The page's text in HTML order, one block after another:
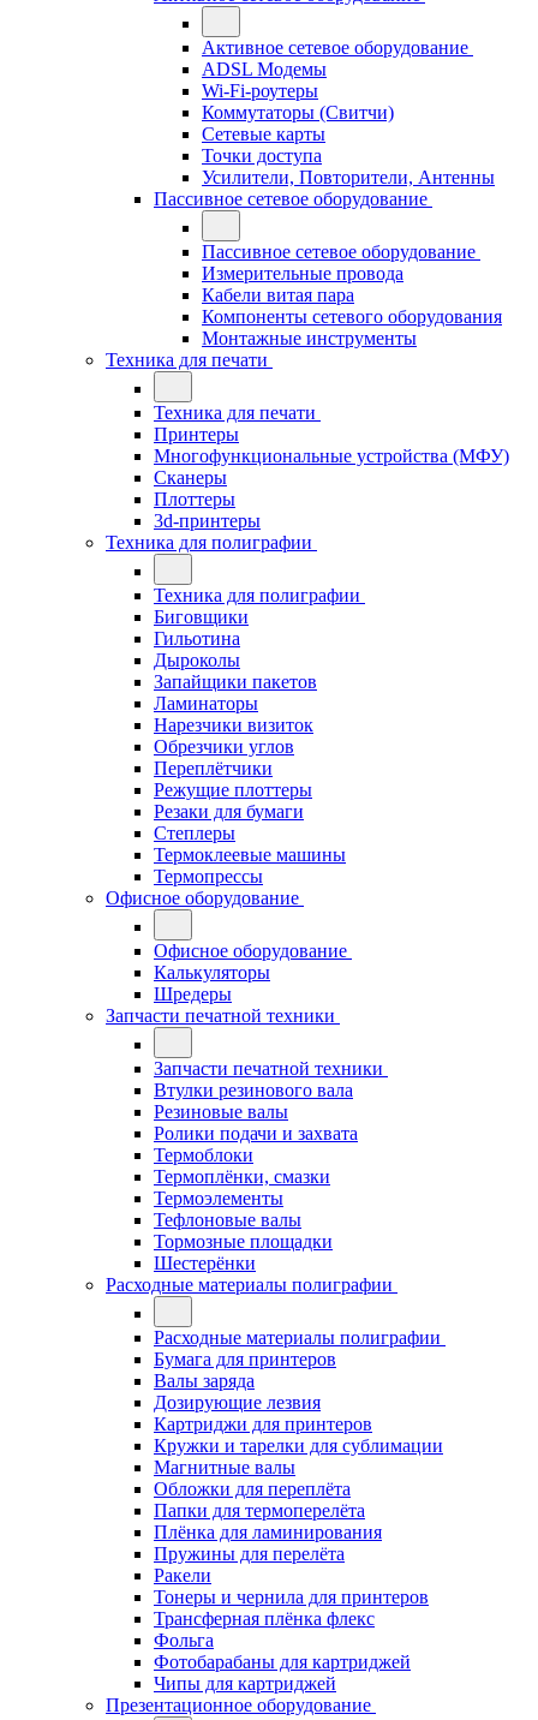
Активное сетевое оборудование
ADSL Модемы
Wi-Fi-роутеры
Коммутаторы (Свитчи)
Сетевые карты
Точки доступа
Усилители, Повторители, Антенны
Пассивное сетевое оборудование
Пассивное сетевое оборудование
Измерительные провода
Кабели витая пара
Компоненты сетевого оборудования
Монтажные инструменты
Техника для печати
Техника для печати
Принтеры
Многофункциональные устройства (МФУ)
Сканеры
Плоттеры
3d-принтеры
Техника для полиграфии
Техника для полиграфии
Биговщики
Гильотина
Дыроколы
Запайщики пакетов
Ламинаторы
Нарезчики визиток
Обрезчики углов
Переплётчики
Режущие плоттеры
Резаки для бумаги
Степлеры
Термоклеевые машины
Термопрессы
Офисное оборудование
Офисное оборудование
Калькуляторы
Шредеры
Запчасти печатной техники
Запчасти печатной техники
Втулки резинового вала
Резиновые валы
Ролики подачи и захвата
Термоблоки
Термоплёнки, смазки
Термоэлементы
Тефлоновые валы
Тормозные площадки
Шестерёнки
Расходные материалы полиграфии
Расходные материалы полиграфии
Бумага для принтеров
Валы заряда
Дозирующие лезвия
Картриджи для принтеров
Кружки и тарелки для сублимации
Магнитные валы
Обложки для переплёта
Папки для термоперелёта
Плёнка для ламинирования
Пружины для перелёта
Ракели
Тонеры и чернила для принтеров
Трансферная плёнка флекс
Фольга
Фотобарабаны для картриджей
Чипы для картриджей
Презентационное оборудование